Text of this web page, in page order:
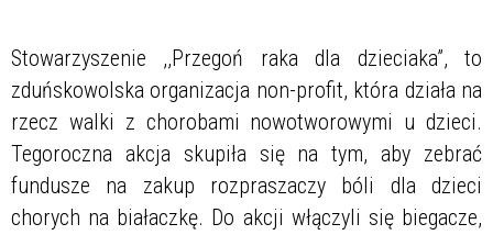
Stowarzyszenie ,,Przegoń raka dla dzieciaka”, to
zduńskowolska organizacja non-profit, która działa na
rzecz walki z chorobami nowotworowymi u dzieci.
Tegoroczna akcja skupiła się na tym, aby zebrać
fundusze na zakup rozpraszaczy bóli dla dzieci
chorych na białaczkę. Do akcji włączyli się biegacze,